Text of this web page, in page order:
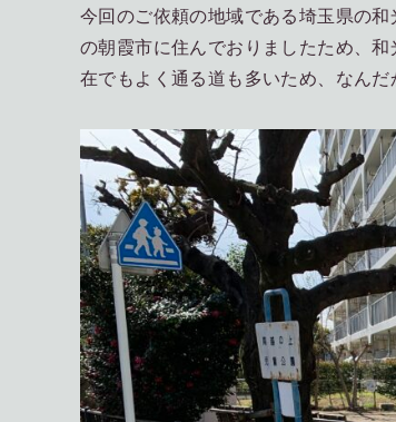
今回のご依頼の地域である埼玉県の
の朝霞市に住んでおりましたため、
在でもよく通る道も多いため、なんだ